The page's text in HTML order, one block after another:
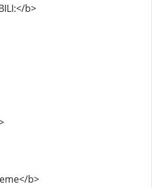
b>
b>